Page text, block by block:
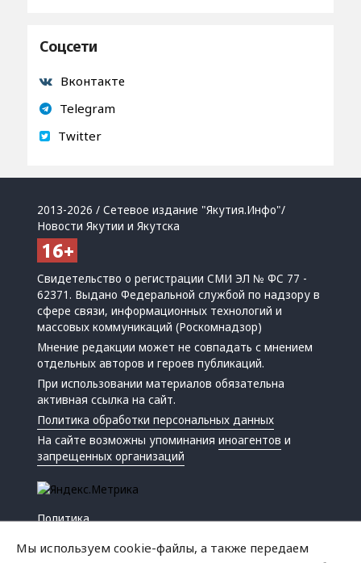
Соцсети
Вконтакте
Telegram
Twitter
2013-2026 / Сетевое издание "Якутия.Инфо"/
Новости Якутии и Якутска
Свидетельство о регистрации СМИ ЭЛ № ФС 77 -
62371. Выдано Федеральной службой по надзору в
сфере связи, информационных технологий и
массовых коммуникаций (Роскомнадзор)
Мнение редакции может не совпадать с мнением
отдельных авторов и героев публикаций.
При использовании материалов обязательна
активная ссылка на сайт.
Политика обработки персональных данных
На сайте возможны упоминанияиноагентов и
запрещенных организаций
Политика
Мы используем cookie-файлы, а также передаем